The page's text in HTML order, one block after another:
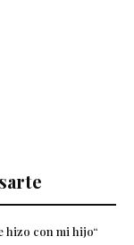
hizo con mi hijo“